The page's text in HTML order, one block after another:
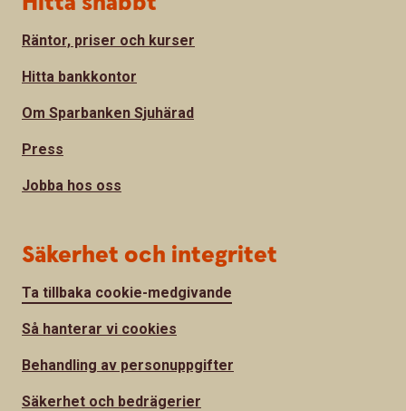
Räntor, priser och kurser
Hitta bankkontor
Om Sparbanken Sjuhärad
Press
Jobba hos oss
Säkerhet och integritet
Ta tillbaka cookie-medgivande
Så hanterar vi cookies
Behandling av personuppgifter
Säkerhet och bedrägerier